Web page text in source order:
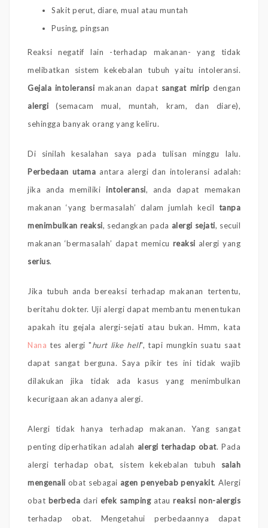
Sakit perut, diare, mual atau muntah
Pusing, pingsan
Reaksi negatif lain -terhadap makanan- yang tidak
melibatkan sistem kekebalan tubuh yaitu intoleransi.
Gejala intoleransi makanan dapat sangat mirip dengan
alergi (semacam mual, muntah, kram, dan diare),
sehingga banyak orang yang keliru.
Di sinilah kesalahan saya pada tulisan minggu lalu.
Perbedaan utama antara alergi dan intoleransi adalah:
jika anda memiliki intoleransi, anda dapat memakan
makanan ‘yang bermasalah’ dalam jumlah kecil tanpa
menimbulkan reaksi, sedangkan pada alergi sejati, secuil
makanan ‘bermasalah’ dapat memicu reaksi alergi yang
serius.
Jika tubuh anda bereaksi terhadap makanan tertentu,
beritahu dokter. Uji alergi dapat membantu menentukan
apakah itu gejala alergi-sejati atau bukan. Hmm, kata
Nana tes alergi "hurt like hell", tapi mungkin suatu saat
dapat sangat berguna. Saya pikir tes ini tidak wajib
dilakukan jika tidak ada kasus yang menimbulkan
kecurigaan akan adanya alergi.
Alergi tidak hanya terhadap makanan. Yang sangat
penting diperhatikan adalah alergi terhadap obat. Pada
alergi terhadap obat, sistem kekebalan tubuh salah
mengenali obat sebagai agen penyebab penyakit. Alergi
obat berbeda dari efek sampingatau reaksi non-alergis
terhadap obat. Mengetahui perbedaannya dapat